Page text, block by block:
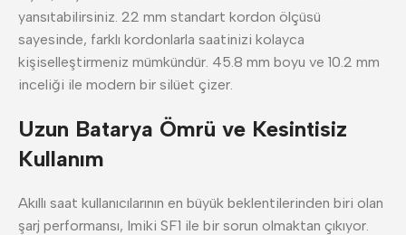
yansıtabilirsiniz. 22 mm standart kordon ölçüsü
sayesinde, farklı kordonlarla saatinizi kolayca
kişiselleştirmeniz mümkündür. 45.8 mm boyu ve 10.2 mm
inceliği ile modern bir silüet çizer.
Uzun Batarya Ömrü ve Kesintisiz
Kullanım
Akıllı saat kullanıcılarının en büyük beklentilerinden biri olan
şarj performansı, Imiki SF1 ile bir sorun olmaktan çıkıyor.